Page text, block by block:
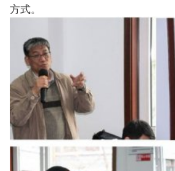
方式。